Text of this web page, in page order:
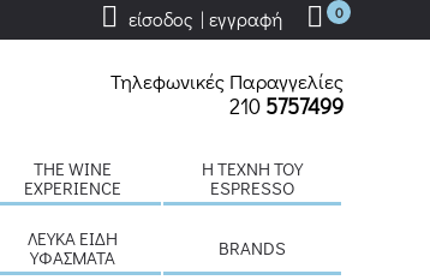
0
είσοδος | εγγραφή
Τηλεφωνικές Παραγγελίες
210 5757499
THE WINE
EXPERIENCE
H ΤΈΧΝΗ ΤΟΥ
ESPRESSO
ΛΕΥΚΆ ΕΊΔΗ
ΥΦΆΣΜΑΤΑ
BRANDS